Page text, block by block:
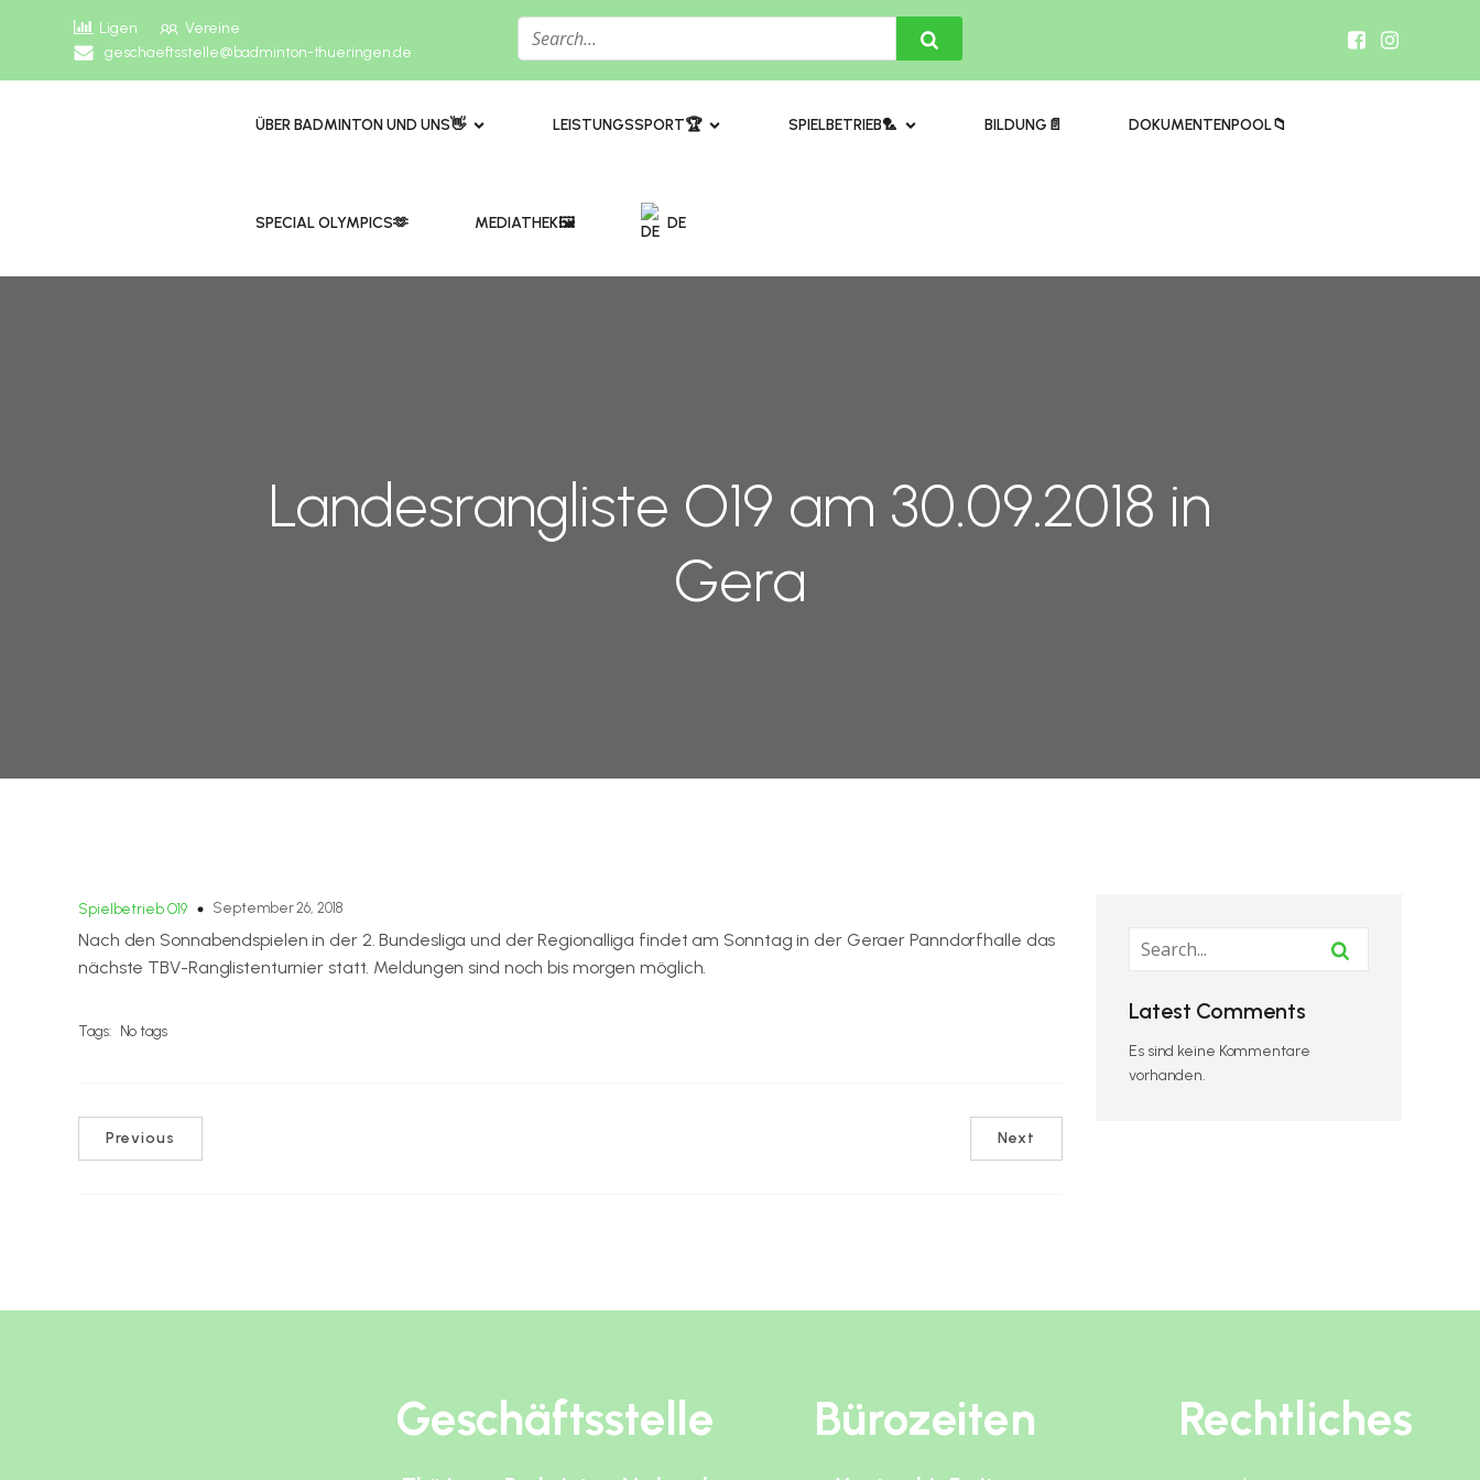
Ligen
Vereine
geschaeftsstelle@badminton-thueringen.de
ÜBER BADMINTON UND UNS👋 ​LEISTUNGSSPORT🏆 SPIELBETRIEB🏸 BILDUNG📄 DOKUMENTENPOOL📁
​​SPECIAL OLYMPICS🫶 MEDIATHEK🖼️​ DE
Landesrangliste O19 am 30.09.2018 in
Gera
Spielbetrieb O19 September 26, 2018
Nach den Sonnabendspielen in der 2. Bundesliga und der Regionalliga findet am Sonntag in der Geraer Panndorfhalle das
nächste TBV-Ranglistenturnier statt. Meldungen sind noch bis morgen möglich.
Tags: No tags
Previous Next
Latest Comments
Es sind keine Kommentare
vorhanden.
Geschäftsstelle Bürozeiten Rechtliches